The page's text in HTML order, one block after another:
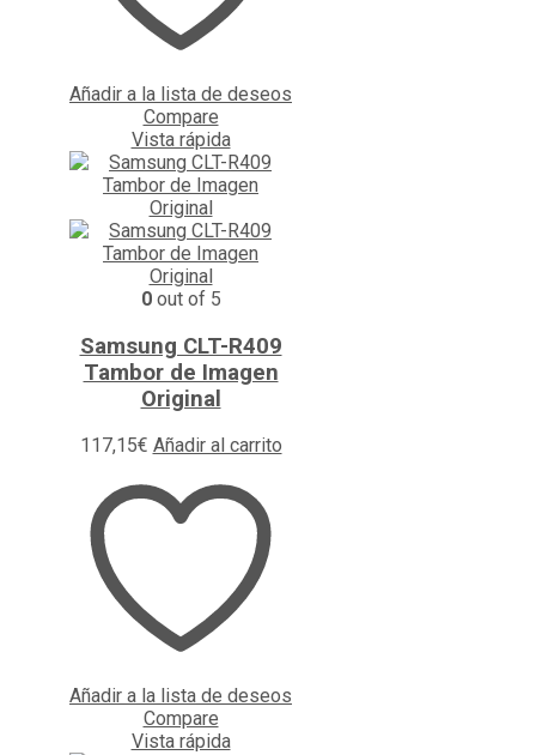
Añadir a la lista de deseos
Compare
Vista rápida
0out of 5
Samsung CLT-R409
Tambor de Imagen
Original
117,15€ Añadir al carrito
Añadir a la lista de deseos
Compare
Vista rápida